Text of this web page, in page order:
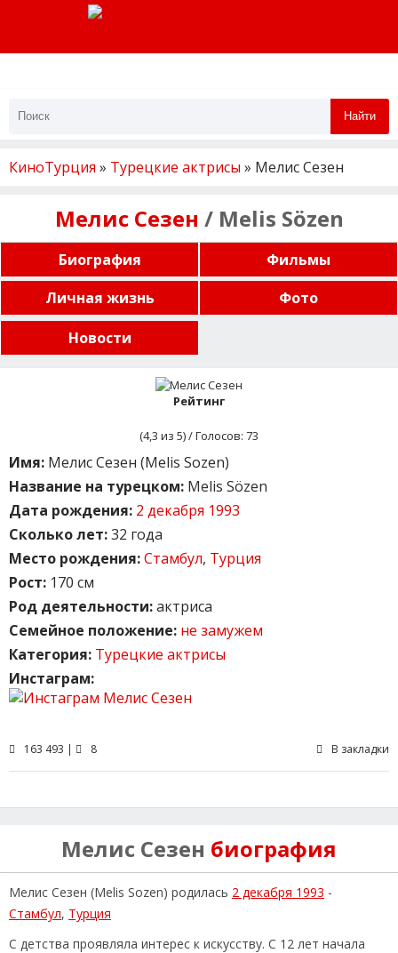
Найти
КиноТурция » Турецкие актрисы » Мелис Сезен
Мелис Сезен / Melis Sözen
Биография
Фильмы
Личная жизнь
Фото
Новости
Рейтинг
(4,3 из 5) / Голосов: 73
Имя: Мелис Сезен (Melis Sozen)
Название на турецком: Melis Sözen
Дата рождения: 2 декабря 1993
Сколько лет:32 года
Место рождения:Стамбул, Турция
Рост: 170 см
Род деятельности:актриса
Семейное положение: не замужем
Категория: Турецкие актрисы
Инстаграм:
163 493 | 8 В закладки
Мелис Сезен биография
Мелис Сезен (Melis Sozen) родилась 2 декабря 1993 -
Стамбул, Турция
С детства проявляла интерес к искусству. С 12 лет начала